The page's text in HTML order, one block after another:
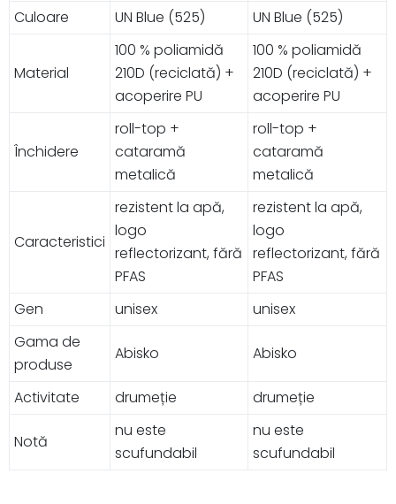
Culoare
UN Blue (525) UN Blue (525)
Material
100 % poliamidă
210D (reciclată) +
acoperire PU
100 % poliamidă
210D (reciclată) +
acoperire PU
Închidere
roll-top +
cataramă
metalică
roll-top +
cataramă
metalică
Caracteristici
rezistent la apă,
logo
reflectorizant, fără
PFAS
rezistent la apă,
logo
reflectorizant, fără
PFAS
Gen
unisex
unisex
Gama de
produse
Abisko Abisko
Activitate drumeție drumeție
Notă
nu este
scufundabil
nu este
scufundabil